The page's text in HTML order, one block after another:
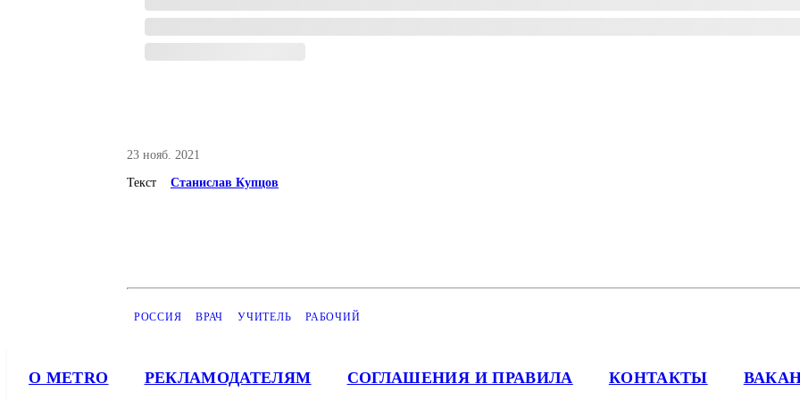
23 нояб. 2021
Текст Станислав Купцов
РОССИЯ ВРАЧ УЧИТЕЛЬ РАБОЧИЙ
О METRO РЕКЛАМОДАТЕЛЯМ СОГЛАШЕНИЯ И ПРАВИЛА КОНТАКТЫ